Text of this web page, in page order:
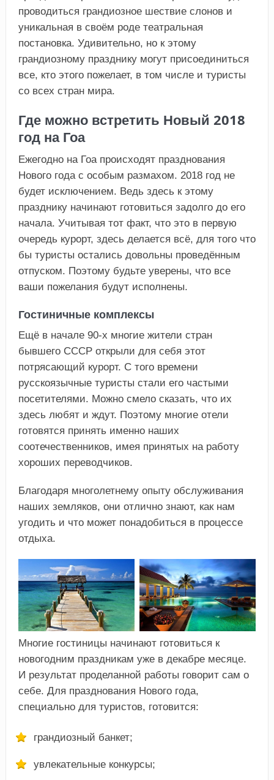
проводиться грандиозное шествие слонов и
уникальная в своём роде театральная
постановка. Удивительно, но к этому
грандиозному празднику могут присоединиться
все, кто этого пожелает, в том числе и туристы
со всех стран мира.
Где можно встретить Новый 2018
год на Гоа
Ежегодно на Гоа происходят празднования
Нового года с особым размахом. 2018 год не
будет исключением. Ведь здесь к этому
празднику начинают готовиться задолго до его
начала. Учитывая тот факт, что это в первую
очередь курорт, здесь делается всё, для того что
бы туристы остались довольны проведённым
отпуском. Поэтому будьте уверены, что все
ваши пожелания будут исполнены.
Гостиничные комплексы
Ещё в начале 90-х многие жители стран
бывшего СССР открыли для себя этот
потрясающий курорт. С того времени
русскоязычные туристы стали его частыми
посетителями. Можно смело сказать, что их
здесь любят и ждут. Поэтому многие отели
готовятся принять именно наших
соотечественников, имея принятых на работу
хороших переводчиков.
Благодаря многолетнему опыту обслуживания
наших земляков, они отлично знают, как нам
угодить и что может понадобиться в процессе
отдыха.
Многие гостиницы начинают готовиться к
новогодним праздникам уже в декабре месяце.
И результат проделанной работы говорит сам о
себе. Для празднования Нового года,
специально для туристов, готовится:
грандиозный банкет;
увлекательные конкурсы;